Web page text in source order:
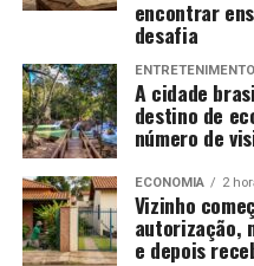
encontrar
desafia
ENTRETENIMENTO
A cidade
destino de
número de
ECONOMIA 2
Vizinho
autorização,
e depois